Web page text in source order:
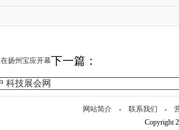
下一篇：
扬州宝应开幕
科技展会网
网站简介 - 联系我们 -
Copyright